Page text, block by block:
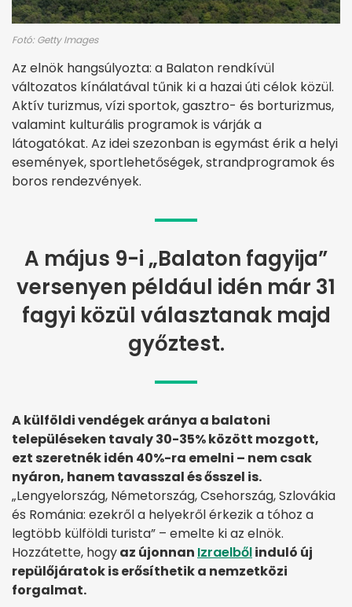
Fotó: Getty Images
Az elnök hangsúlyozta: a Balaton rendkívül
változatos kínálatával tűnik ki a hazai úti célok közül.
Aktív turizmus, vízi sportok, gasztro- és borturizmus,
valamint kulturális programok is várják a
látogatókat. Az idei szezonban is egymást érik a helyi
események, sportlehetőségek, strandprogramok és
boros rendezvények.
A május 9-i „Balaton fagyija”
versenyen például idén már 31
fagyi közül választanak majd
győztest.
A külföldi vendégek aránya a balatoni
településeken tavaly 30-35% között mozgott,
ezt szeretnék idén 40%-ra emelni – nem csak
nyáron, hanem tavasszal és ősszel is.
„Lengyelország, Németország, Csehország, Szlovákia
és Románia: ezekről a helyekről érkezik a tóhoz a
legtöbb külföldi turista” – emelte ki az elnök.
Hozzátette, hogyaz újonnan Izraelbőlinduló új
repülőjáratok is erősíthetik a nemzetközi
forgalmat.